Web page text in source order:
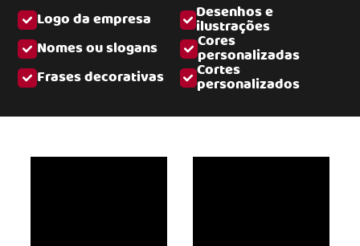
Logo da empresa Desenhos e
ilustrações
Nomes ou slogans
Cores
personalizadas
Frases decorativas
Cortes
personalizados